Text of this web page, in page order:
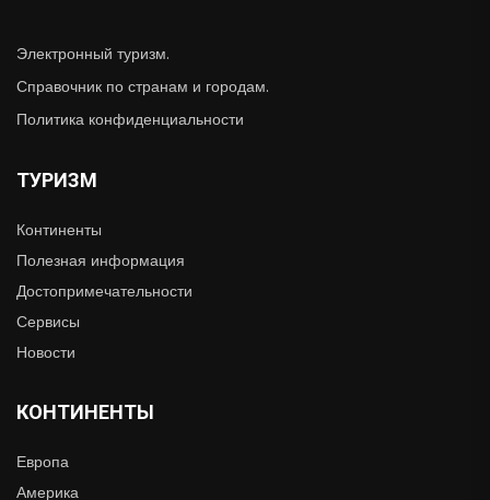
Электронный туризм.
Справочник по странам и городам.
Политика конфиденциальности
ТУРИЗМ
Континенты
Полезная информация
Достопримечательности
Сервисы
Новости
КОНТИНЕНТЫ
Европа
Америка